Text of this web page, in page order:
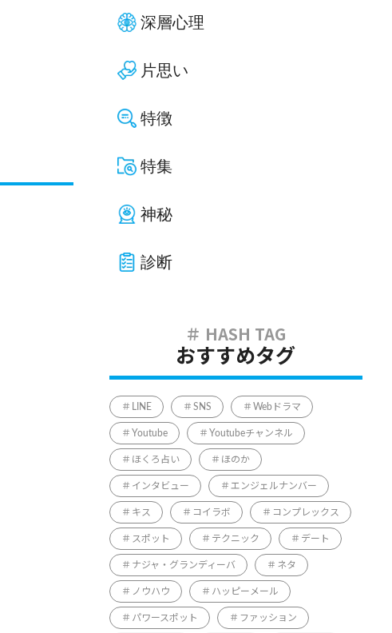
深層心理
片思い
特徴
特集
神秘
診断
おすすめタグ
LINE SNS Webドラマ
Youtube Youtubeチャンネル
ほくろ占い ほのか
インタビュー エンジェルナンバー
キス コイラボ コンプレックス
スポット テクニック デート
ナジャ・グランディーバ ネタ
ノウハウ ハッピーメール
パワースポット ファッション